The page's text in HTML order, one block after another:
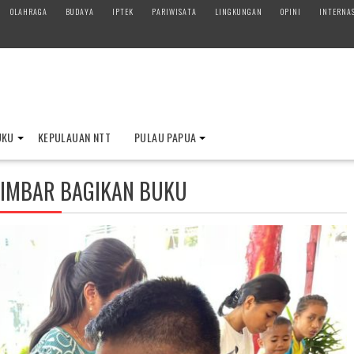
OLAHRAGA BUDAYA IPTEK PARIWISATA LINGKUNGAN OPINI
KEPULAUAN NTT PULAU PAPUA
BAGIKAN BUKU